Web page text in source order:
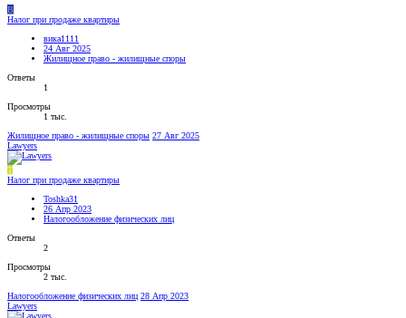
В
Налог при продаже квартиры
вика1111
24 Авг 2025
Жилищное право - жилищные споры
Ответы
1
Просмотры
1 тыс.
Жилищное право - жилищные споры 27 Авг 2025
Lawyers
T
Налог при продаже квартиры
Toshka31
26 Апр 2023
Налогообложение физических лиц
Ответы
2
Просмотры
2 тыс.
Налогообложение физических лиц 28 Апр 2023
Lawyers